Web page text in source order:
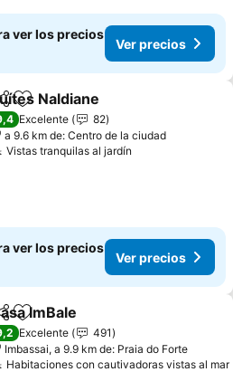
ver los precios
Ver precios
Añadir a favoritos
Naldiane
Excelente
82
a 9.6 km de: Centro de la ciudad
Vistas tranquilas al jardín
ver los precios
Ver precios
Añadir a favoritos
ImBale
Excelente
491
Imbassai, a 9.9 km de: Praia do Forte
Habitaciones con cautivadoras vistas al mar